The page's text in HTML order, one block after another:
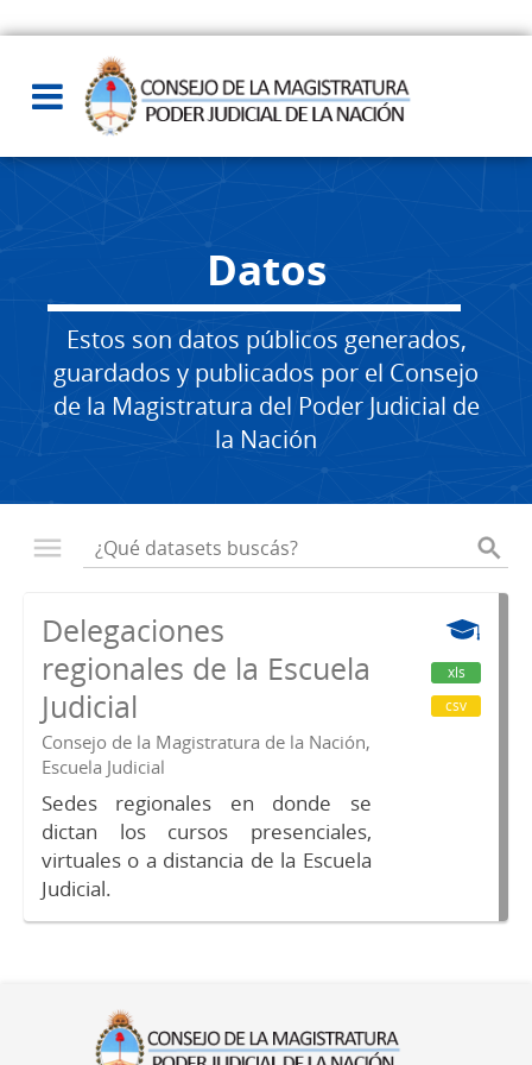
Datos
Estos son datos públicos generados,
guardados y publicados por el Consejo
de la Magistratura del Poder Judicial de
la Nación
Delegaciones
regionales de la Escuela
Judicial
Consejo de la Magistratura de la Nación,
Escuela Judicial
Sedes regionales en donde se
dictan los cursos presenciales,
virtuales o a distancia de la Escuela
Judicial.
xls
csv